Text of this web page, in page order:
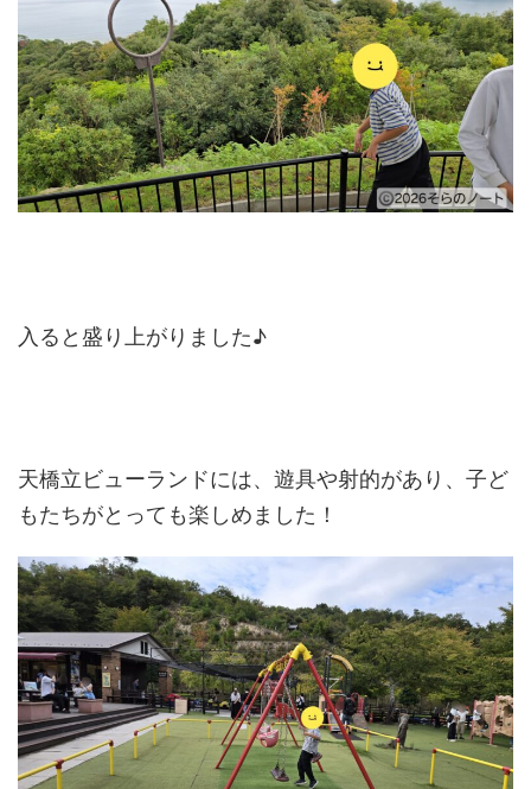
入ると盛り上がりました♪
天橋立ビューランドには、遊具や射的があり、子ど
もたちがとっても楽しめました！